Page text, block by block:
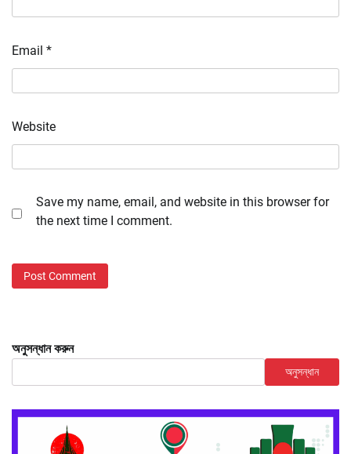
Email *
Website
Save my name, email, and website in this browser for
the next time I comment.
অনুসন্ধান করুন
অনুসন্ধান